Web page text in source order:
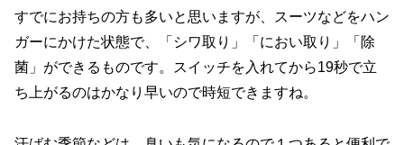
すでにお持ちの方も多いと思いますが、スーツなどをハン
ガーにかけた状態で、「シワ取り」「におい取り」「除
菌」ができるものです。スイッチを入れてから19秒で立
ち上がるのはかなり早いので時短できますね。